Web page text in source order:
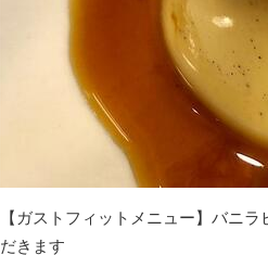
【ガストフィットメニュー】バニ
だきます